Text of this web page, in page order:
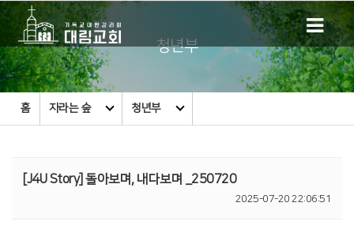
청년부
홈 자라는 숲 청년부
[J4U Story] 돌아보며, 내다보며 _250720
2025-07-20 22:06:51